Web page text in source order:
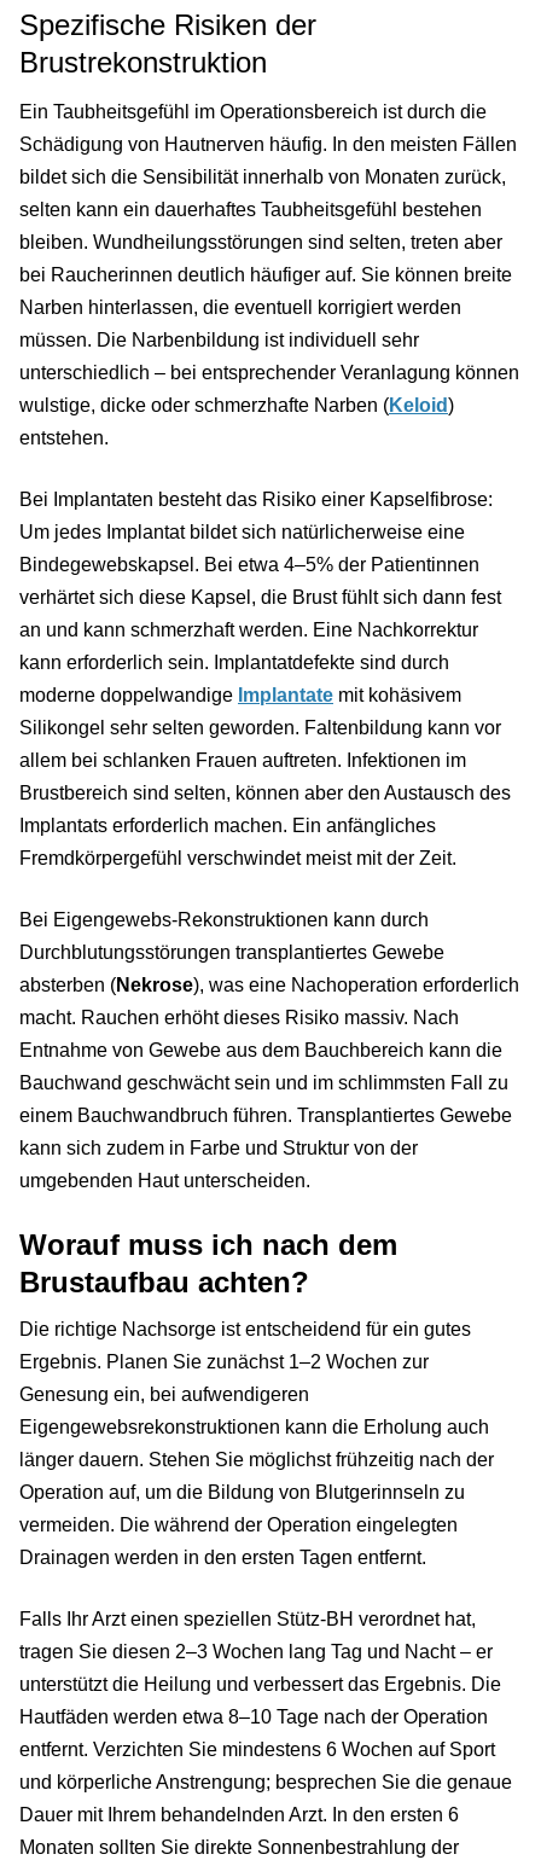
Spezifische Risiken der
Brustrekonstruktion
Ein Taubheitsgefühl im Operationsbereich ist durch die
Schädigung von Hautnerven häufig. In den meisten Fällen
bildet sich die Sensibilität innerhalb von Monaten zurück,
selten kann ein dauerhaftes Taubheitsgefühl bestehen
bleiben. Wundheilungsstörungen sind selten, treten aber
bei Raucherinnen deutlich häufiger auf. Sie können breite
Narben hinterlassen, die eventuell korrigiert werden
müssen. Die Narbenbildung ist individuell sehr
unterschiedlich – bei entsprechender Veranlagung können
wulstige, dicke oder schmerzhafte Narben (Keloid)
entstehen.
Bei Implantaten besteht das Risiko einer Kapselfibrose:
Um jedes Implantat bildet sich natürlicherweise eine
Bindegewebskapsel. Bei etwa 4–5% der Patientinnen
verhärtet sich diese Kapsel, die Brust fühlt sich dann fest
an und kann schmerzhaft werden. Eine Nachkorrektur
kann erforderlich sein. Implantatdefekte sind durch
moderne doppelwandige Implantate mit kohäsivem
Silikongel sehr selten geworden. Faltenbildung kann vor
allem bei schlanken Frauen auftreten. Infektionen im
Brustbereich sind selten, können aber den Austausch des
Implantats erforderlich machen. Ein anfängliches
Fremdkörpergefühl verschwindet meist mit der Zeit.
Bei Eigengewebs-Rekonstruktionen kann durch
Durchblutungsstörungen transplantiertes Gewebe
absterben (Nekrose), was eine Nachoperation erforderlich
macht. Rauchen erhöht dieses Risiko massiv. Nach
Entnahme von Gewebe aus dem Bauchbereich kann die
Bauchwand geschwächt sein und im schlimmsten Fall zu
einem Bauchwandbruch führen. Transplantiertes Gewebe
kann sich zudem in Farbe und Struktur von der
umgebenden Haut unterscheiden.
Worauf muss ich nach dem
Brustaufbau achten?
Die richtige Nachsorge ist entscheidend für ein gutes
Ergebnis. Planen Sie zunächst 1–2 Wochen zur
Genesung ein, bei aufwendigeren
Eigengewebsrekonstruktionen kann die Erholung auch
länger dauern. Stehen Sie möglichst frühzeitig nach der
Operation auf, um die Bildung von Blutgerinnseln zu
vermeiden. Die während der Operation eingelegten
Drainagen werden in den ersten Tagen entfernt.
Falls Ihr Arzt einen speziellen Stütz-BH verordnet hat,
tragen Sie diesen 2–3 Wochen lang Tag und Nacht – er
unterstützt die Heilung und verbessert das Ergebnis. Die
Hautfäden werden etwa 8–10 Tage nach der Operation
entfernt. Verzichten Sie mindestens 6 Wochen auf Sport
und körperliche Anstrengung; besprechen Sie die genaue
Dauer mit Ihrem behandelnden Arzt. In den ersten 6
Monaten sollten Sie direkte Sonnenbestrahlung der